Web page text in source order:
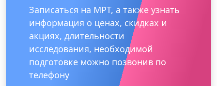
Записаться на МРТ, а также узнать
информация о ценах, скидках и
акциях, длительности
исследования, необходимой
подготовке можно позвонив по
телефону